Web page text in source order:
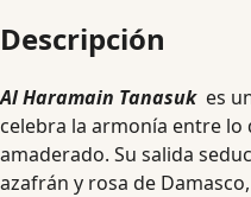
Descripción
Al Haramain Tanasuk es
celebra la armonía entre lo
amaderado. Su salida
azafrán y rosa de